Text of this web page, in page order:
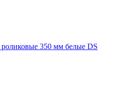
350 мм белые DS